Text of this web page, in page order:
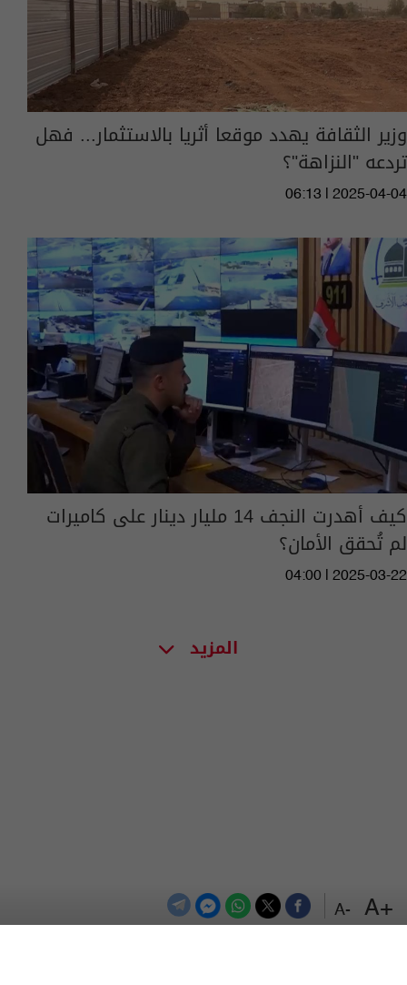
+A
-A
وزير الثقافة يهدد موقعا أثريا بالاستثمار... فهل
تردعه "النزاهة"؟
06:13 | 2025-04-04
كيف أهدرت النجف 14 مليار دينار على كاميرات
لم تُحقق الأمان؟
04:00 | 2025-03-22
المزيد